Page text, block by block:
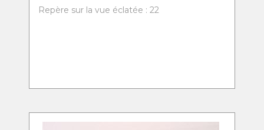
Repère sur la vue éclatée : 22